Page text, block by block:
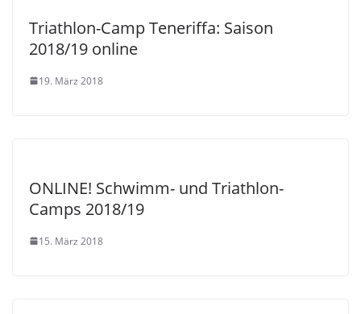
Triathlon-Camp Teneriffa: Saison
2018/19 online
19. März 2018
ONLINE! Schwimm- und Triathlon-
Camps 2018/19
15. März 2018